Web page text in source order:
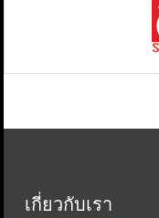
เกี่ยวกับเรา